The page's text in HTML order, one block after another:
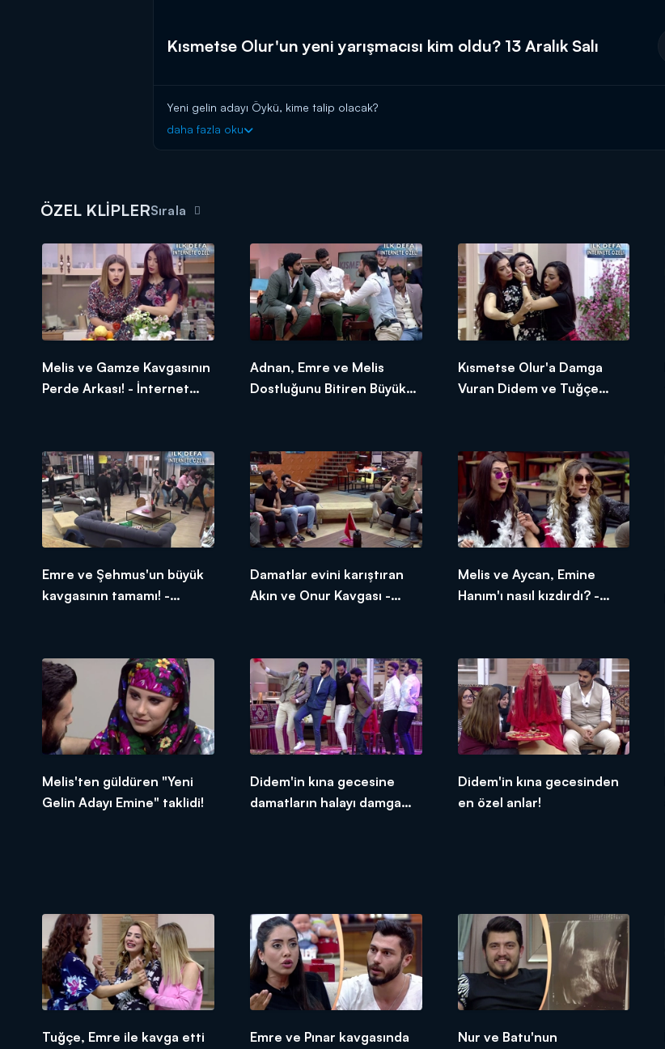
Kısmetse Olur'un yeni yarışmacısı kim oldu? 13 Aralık Salı
Yeni gelin adayı Öykü, kime talip olacak?
daha fazla oku
ÖZEL KLİPLERSırala
Melis ve Gamze Kavgasının
Perde Arkası! - İnternet
Adnan, Emre ve Melis
Dostluğunu Bitiren Büyük
Kısmetse Olur'a Damga
Vuran Didem ve Tuğçe
Emre ve Şehmus'un büyük
kavgasının tamamı! -
Damatlar evini karıştıran
Akın ve Onur Kavgası -
Melis ve Aycan, Emine
Hanım'ı nasıl kızdırdı? -
Melis'ten güldüren "Yeni
Gelin Adayı Emine" taklidi!
Didem'in kına gecesine
damatların halayı damga
Didem'in kına gecesinden
en özel anlar!
Tuğçe, Emre ile kavga etti
Emre ve Pınar kavgasında
Nur ve Batu'nun